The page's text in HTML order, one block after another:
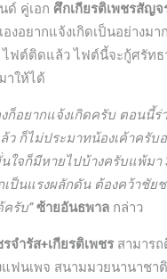
ด์​ คู่เอก​ ศึก​เกียรติ​เพชร​สัญจ
งอยากแจ้งเกิดเป็นอย่างมา
ฟต์ติดแล้ว ไฟต์นี้จะกู้ศรัทธ
าให้ได้
ก็​อยาก​แจ้งเกิด​ครับ​ ตอนนี้​ร่
ว​ ก็​ไม่​ประมาท​น้อง​เค้า​ครับ​
ใจ​ก็​มีหายไป​บ้าง​ครับ​แพ้มา​
เป็น​แรงผลักดัน​ ต้อง​คว้า​ชัย
รับ” ซ้ายอันธพาลกล่าว
จำรัส+เกียรติเพชรสามารถ
แฟนเพจ สนามมวยนานาชา